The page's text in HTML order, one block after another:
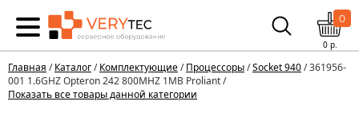
0
0р.
Главная /Каталог/Комплектующие/Процессоры/Socket 940/ 361956-
001 1.6GHZ Opteron 242 800MHZ 1MB Proliant /
Показать все товары данной категории